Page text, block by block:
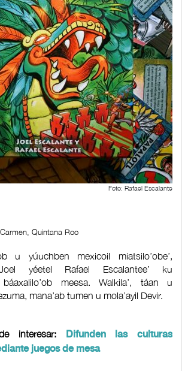
Foto: Rafael Escalante
Quintana Roo
u yúuchben mexicoil miatsilo’obe’,
Joel yéetel Rafael Escalantee’ ku
meesa. Walkila’, táan u
mana’ab tumen u mola’ayil Devir.
interesar:
Difunden las culturas
juegos de mesa